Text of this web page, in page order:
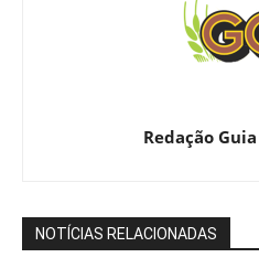
Redação
NOTÍCIAS RELACIONADAS